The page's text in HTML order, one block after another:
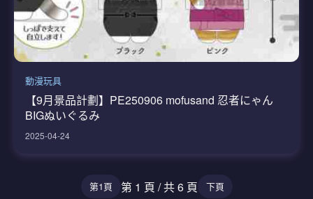
動漫玩具
【9月景品計劃】PE250906 mofusand 忍者にゃん
BIGぬいぐるみ
2025-04-24
第1頁 第 1 頁 / 共 6 頁 下頁